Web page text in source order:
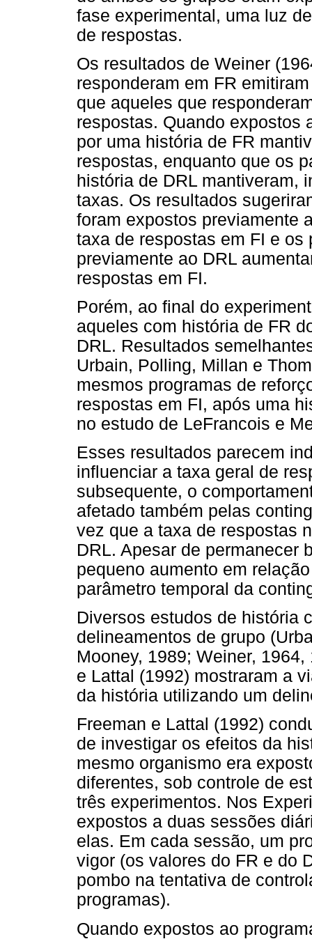
fase experimental, uma luz
de respostas.
Os resultados de Weiner
responderam em FR
que aqueles que
respostas. Quando expostos
por uma história de FR
respostas, enquanto que os
história de DRL mantiveram,
taxas. Os resultados
foram expostos previamente
taxa de respostas em FI e
previamente ao DRL
respostas em FI.
Porém, ao final do
aqueles com história de FR
DRL. Resultados
Urbain, Polling, Millan e
mesmos programas de
respostas em FI, após uma
no estudo de LeFrancois e
Esses resultados parecem
influenciar a taxa geral de
subsequente, o
afetado também pelas
vez que a taxa de respostas
DRL. Apesar de permanecer
pequeno aumento em
parâmetro temporal da
Diversos estudos de história
delineamentos de grupo
Mooney, 1989; Weiner,
e Lattal (1992) mostraram a
da história utilizando um
Freeman e Lattal (1992)
de investigar os efeitos da
mesmo organismo era
diferentes, sob controle de
três experimentos. Nos
expostos a duas sessões
elas. Em cada sessão, um
vigor (os valores do FR e do
pombo na tentativa de
programas).
Quando expostos ao